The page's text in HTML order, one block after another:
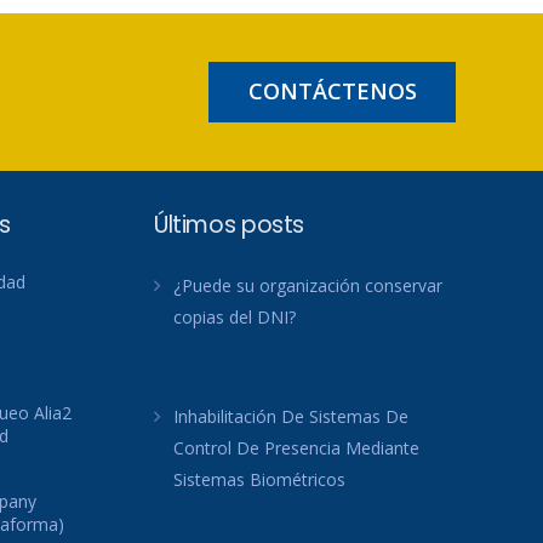
CONTÁCTENOS
Alia2
Últimos posts
¿Puede su organización conservar
copias del DNI?
Inhabilitación De Sistemas De
Control De Presencia Mediante
Sistemas Biométricos